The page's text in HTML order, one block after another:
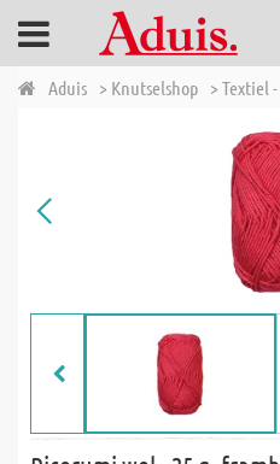
Aduis > Knutselshop > Textiel